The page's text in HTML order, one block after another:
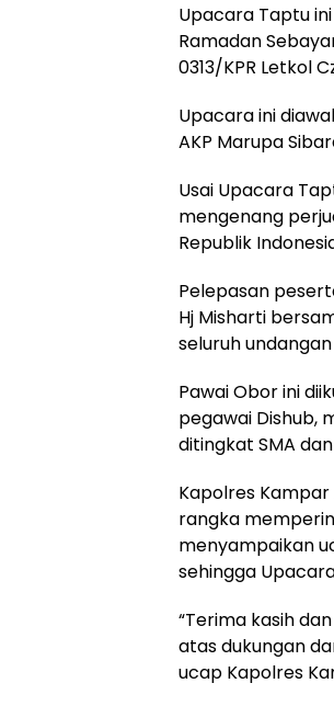
Upacara Taptu
Ramadan
0313/KPR Letkol
Upacara ini
AKP Marupa
Usai Upacara
mengenang
Republik
Pelepasan
Hj Misharti
seluruh
Pawai Obor ini
pegawai Dishub,
ditingkat SMA
Kapolres
rangka
menyampaikan
sehingga
“Terima kasih
atas dukungan
ucap Kapolres